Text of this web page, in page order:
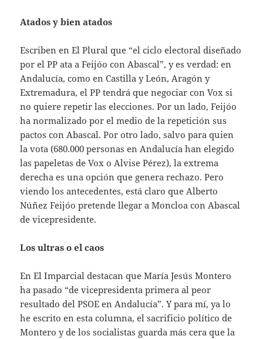
Atados y bien atados
Escriben en El Plural que “el ciclo electoral diseñado
por el PP ata a Feijóo con Abascal”, y es verdad: en
Andalucía, como en Castilla y León, Aragón y
Extremadura, el PP tendrá que negociar con Vox si
no quiere repetir las elecciones. Por un lado, Feijóo
ha normalizado por el medio de la repetición sus
pactos con Abascal. Por otro lado, salvo para quien
la vota (680.000 personas en Andalucía han elegido
las papeletas de Vox o Alvise Pérez), la extrema
derecha es una opción que genera rechazo. Pero
viendo los antecedentes, está claro que Alberto
Núñez Feijóo pretende llegar a Moncloa con Abascal
de vicepresidente.
Los ultras o el caos
En El Imparcial destacan que María Jesús Montero
ha pasado “de vicepresidenta primera al peor
resultado del PSOE en Andalucía”. Y para mí, ya lo
he escrito en esta columna, el sacrificio político de
Montero y de los socialistas guarda más cera que la